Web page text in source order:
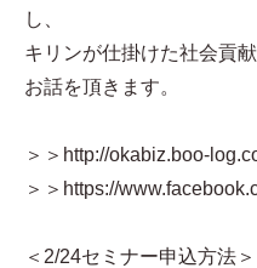
し、
キリンが仕掛けた社会貢
お話を頂きます。
＞＞http://okabiz.boo-
＞＞https://
＜2/24セミナー申込方法＞